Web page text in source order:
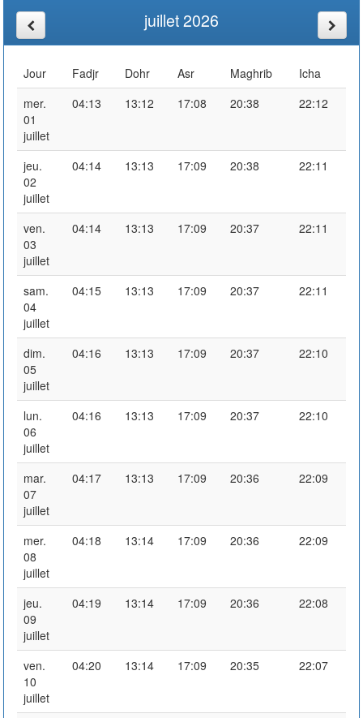
juillet 2026
Jour Fadjr Dohr Asr Maghrib
Icha
mer.
01
juillet
04:13 13:12 17:08 20:38 22:12
jeu.
02
juillet
04:14 13:13 17:09 20:38 22:11
ven.
03
juillet
04:14 13:13 17:09 20:37 22:11
sam.
04
juillet
04:15 13:13 17:09 20:37 22:11
dim.
05
juillet
04:16 13:13 17:09 20:37 22:10
lun.
06
juillet
04:16 13:13 17:09 20:37 22:10
mar.
07
juillet
04:17 13:13 17:09 20:36 22:09
mer.
08
juillet
04:18 13:14 17:09 20:36 22:09
jeu.
09
juillet
04:19 13:14 17:09 20:36 22:08
ven.
10
juillet
04:20 13:14 17:09 20:35 22:07